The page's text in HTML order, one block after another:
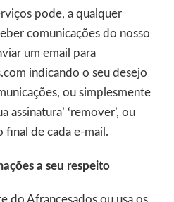
pode, a qualquer
comunicações do nosso
um email para
indicando o seu desejo
ou simplesmente
assinatura’ ‘remover’, ou
final de cada e-mail.
a seu respeito
do Afrancesados ou usa os